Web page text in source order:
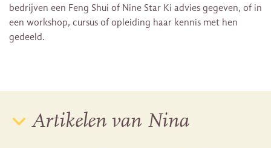
bedrijven een Feng Shui of Nine Star Ki advies gegeven, of in
een workshop, cursus of opleiding haar kennis met hen
gedeeld.
Artikelen van Nina